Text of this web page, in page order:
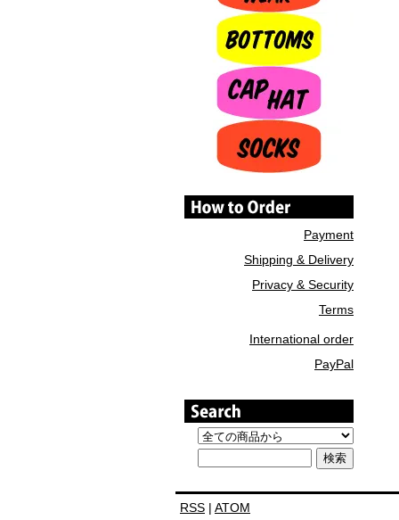
Payment
Shipping & Delivery
Privacy & Security
Terms
International order
PayPal
RSS | ATOM